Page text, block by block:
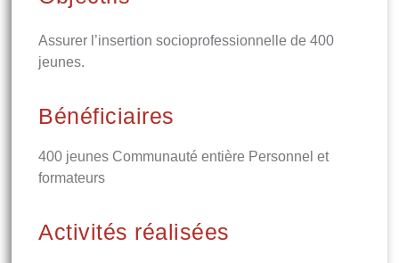
Assurer l’insertion socioprofessionnelle de 400
jeunes.
Bénéficiaires
400 jeunes Communauté entière Personnel et
formateurs
Activités réalisées